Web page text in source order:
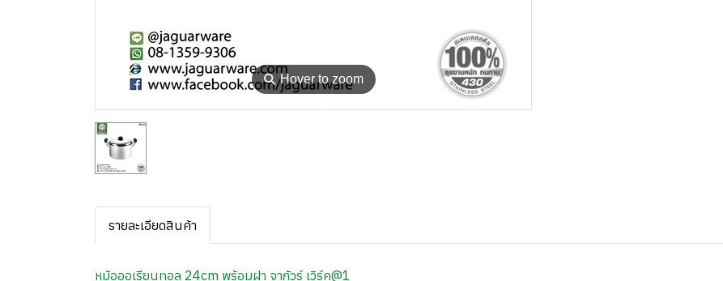
⚲Hover to zoom
รายละเอียดสินค้า
หม้อออเรียนทอล 24cm พร้อมฝา จากัวร์ เวิร์ค@1